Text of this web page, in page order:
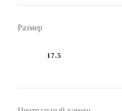
Размер
17.5